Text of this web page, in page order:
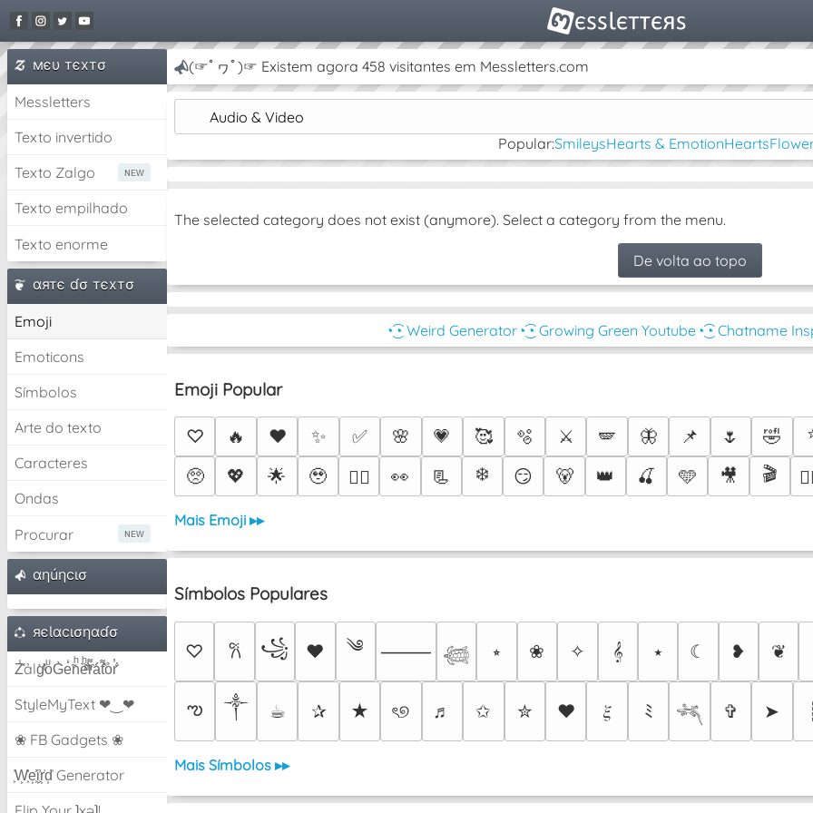
мєυ тєxтσ
Messletters
Texto invertido
Texto Zalgo
Texto empilhado
Texto enorme
αятє ɗσ тєxтσ
Emoji
Emoticons
Símbolos
Arte do texto
Caracteres
Ondas
Procurar
αηúηcισ
яєƖαcισηαɗσ
Z̾̽ảlg̀͐ͭ̽oͧG̀e̒̃nͪȅͪͫ̏̐r͌̑á͑t͌̑͛o̊r̓̐
StyleMyText ❤‿❤
❀ FB Gadgets ❀
͕͗W͕͕͗͗e͕͕͗͗i͕͕͗͗r͕͗d͕͗ Generator
(☞ﾟヮﾟ)☞ Existem agora 458 visitantes em Messletters.com
Audio & Video
Popular:SmileysHearts & EmotionHearts
The selected category does not exist (anymore). Select a category from the menu.
De volta ao topo
◔͜͡◔ Weird Generator ◔͜͡◔ Growing Green Youtube ◔͜͡◔ Chatname
Emoji Popular
♡ 🔥 ❤️ ✨ ✅ 🌸 💗 🥰 🫧 ⚔️ 🪽 🦋 📌 🌷 🤣
🥺
💖 🌟 🥹 ❤️‍🔥 👀 📃 ❄️ 😏 🐻 👑 🍒 🩵 🎥 🎬
Mais Emoji ▸▸
Símbolos Populares
♡ 𐙚 ꧁ ♥ ༄ ⸻ 𓆉 ⭒ ❀ ✧ 𝄞 ⭑ ☾ ❥ ❦
ఌ ༒︎ ☕︎ ✰ ★ ৎ୭ ♬ ✩ ✮ ❤ 𝜉 ﾐ 𓆈 ✞ ➤ ┊
Mais Símbolos ▸▸